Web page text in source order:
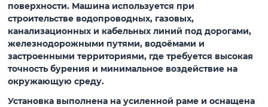
поверхности. Машина используется при
строительстве водопроводных, газовых,
канализационных и кабельных линий под дорогами,
железнодорожными путями, водоёмами и
застроенными территориями, где требуется высокая
точность бурения и минимальное воздействие на
окружающую среду.
Установка выполнена на усиленной раме и оснащена